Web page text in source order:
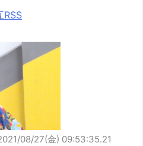
08/27(金) 09:53:35.21